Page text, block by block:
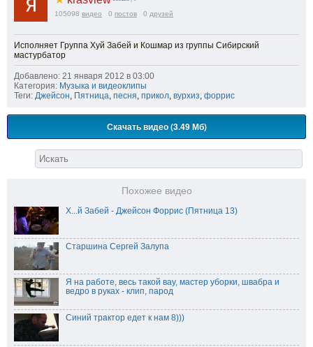
105098 видео 0 постов 0 друзей
Исполняет Группа Хуй Забей и Кошмар из группы Сибирский
мастурбатор
Добавлено: 21 января 2012 в 03:00
Категория: Музыка и видеоклипы
Теги: Джейсон Пятница песня прикол вурхиз форрис
Скачать видео (3.49 Мб)
Похожее видео
Х...й Забей - Джейсон Форрис (Пятница 13)
Старшина Сергей Залупа
Я на работе, весь такой вау, мастер уборки, швабра и
ведро в руках - клип, парод
Синий трактор едет к нам 8)))